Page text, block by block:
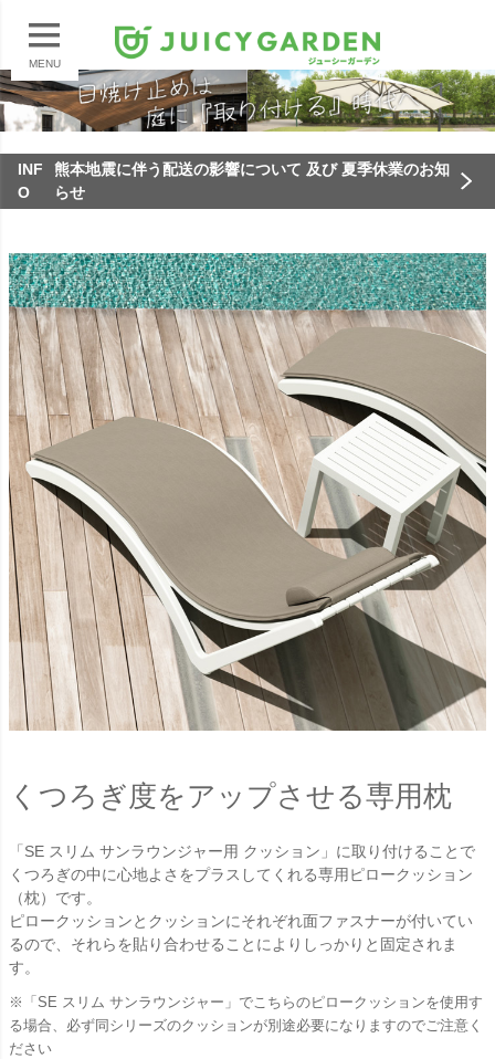
MENU
INF
O
熊本地震に伴う配送の影響について 及び 夏季休業のお知
らせ
くつろぎ度をアップさせる専用枕
「SE スリム サンラウンジャー用 クッション」に取り付けることで
くつろぎの中に心地よさをプラスしてくれる専用ピロークッション
（枕）です。
ピロークッションとクッションにそれぞれ面ファスナーが付いてい
るので、それらを貼り合わせることによりしっかりと固定されま
す。
※「SE スリム サンラウンジャー」でこちらのピロークッションを使用す
る場合、必ず同シリーズのクッションが別途必要になりますのでご注意く
ださい